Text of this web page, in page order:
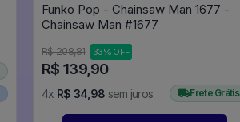
Funko Pop - Chainsaw Man 1677 -
Chainsaw Man #1677
R$ 208,81 33% OFF
R$ 139,90
4x R$ 34,98 sem juros Frete Grátis